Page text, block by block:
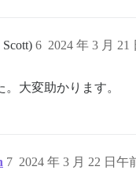
Scott) 2024 年 3 月 21
6
大変助かります。
2024 年 3 月 22 日午
7